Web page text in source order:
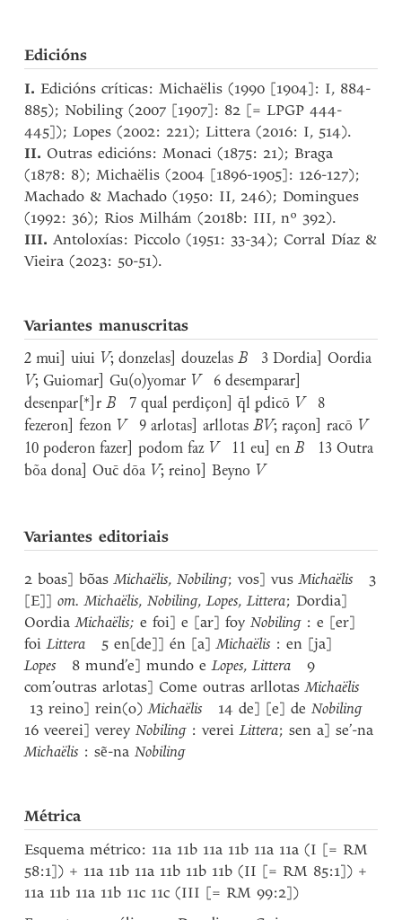
Edicións
I.Edicións críticas: Michaëlis (1990 [1904]: I, 884-
885); Nobiling (2007 [1907]: 82 [= LPGP 444-
445]); Lopes (2002: 221); Littera (2016: I, 514).
II. Outras edicións: Monaci (1875: 21); Braga
(1878: 8); Michaëlis (2004 [1896-1905]: 126-127);
Machado & Machado (1950: II, 246); Domingues
(1992: 36); Rios Milhám (2018b: III, nº 392).
III. Antoloxías: Piccolo (1951: 33-34); Corral Díaz &
Vieira (2023: 50-51).
Variantes manuscritas
2 mui] uiui V; donzelas] douzelasB 3 Dordia] Oordia
V; Guiomar] Gu(o)yomar V 6 desemparar]
desenpar[*]rB 7 qual perdiçon] q̄l ꝑdicō V 8
fezeron] fezon V 9 arlotas] arllotasBV; raçon] racō V
10 poderon fazer] podom faz V 11 eu] enB 13 Outra
bõa dona] Ouc̄ dōa V; reino] Beyno V
Variantes editoriais
2 boas] bõasMichaëlis,Nobiling; vos] vusMichaëlis 3
[E]]om. Michaëlis,Nobiling,Lopes,Littera; Dordia]
OordiaMichaëlis; e foi] e [ar] foyNobiling : e [er]
foi Littera 5 en[de]] én [a]Michaëlis : en [ja]
Lopes 8 mund’e] mundo eLopes,Littera9
com’outras arlotas] Come outras arllotasMichaëlis
13 reino] rein(o)Michaëlis 14 de] [e] deNobiling
16 veerei] vereyNobiling : verei Littera; sen a] se’-na
Michaëlis : sẽ-naNobiling
Métrica
Esquema métrico: 11a 11b 11a 11b 11a 11a (I [= RM
58:1]) + 11a 11b 11a 11b 11b 11b (II [= RM 85:1]) +
11a 11b 11a 11b 11c 11c (III [= RM 99:2])